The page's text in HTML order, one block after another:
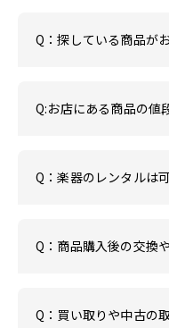
Q：探している商品が
Q:お店にある商品の値
Q：楽器のレンタルは
Q：商品購入後の交換
Q：買い取りや中古の